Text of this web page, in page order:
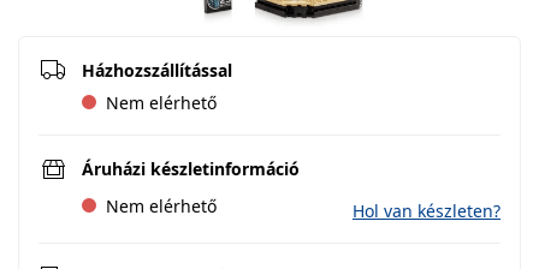
Házhozszállítással
Nem elérhető
Áruházi készletinformáció
Nem elérhető
Hol van készleten?